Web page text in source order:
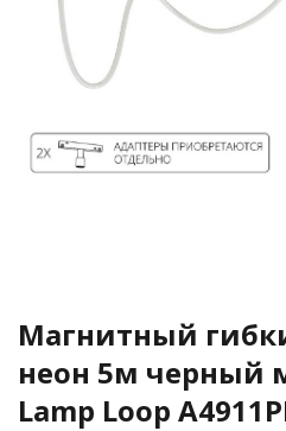
Магнитный
неон 5м черный
Lamp Loop